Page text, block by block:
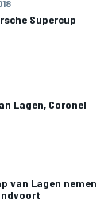
Supercup
Lagen, Coronel
van Lagen nemen